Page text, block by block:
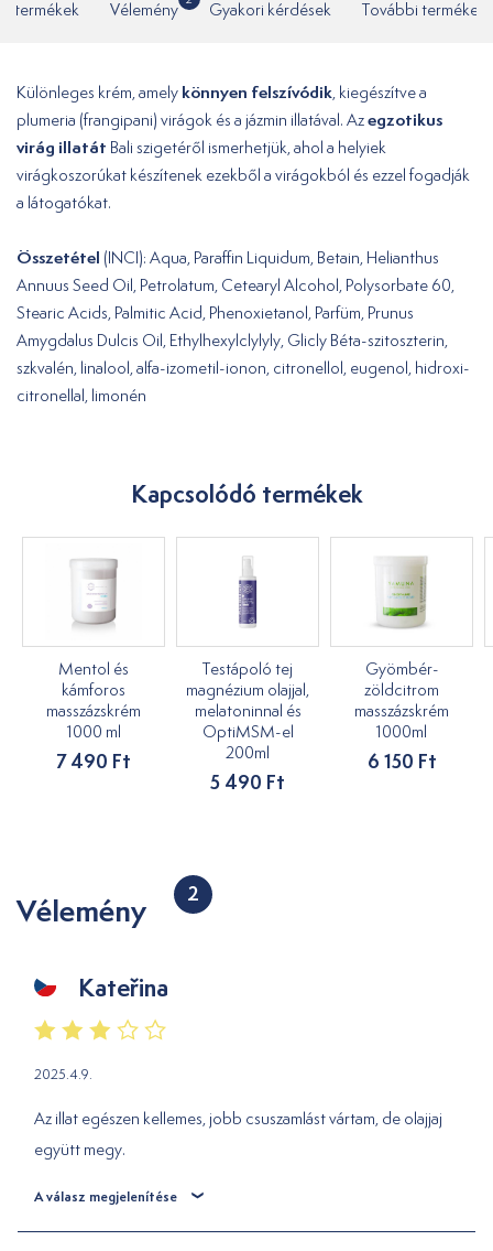
termékek Vélemény Gyakori kérdések További termékek
Különleges krém, amely könnyen felszívódik, kiegészítve a
plumeria (frangipani) virágok és a jázmin illatával. Azegzotikus
virág illatát Bali szigetéről ismerhetjük, ahol a helyiek
virágkoszorúkat készítenek ezekből a virágokból és ezzel fogadják
a látogatókat.
Összetétel (INCI): Aqua, Paraffin Liquidum, Betain, Helianthus
Annuus Seed Oil, Petrolatum, Cetearyl Alcohol, Polysorbate 60,
Stearic Acids, Palmitic Acid, Phenoxietanol, Parfüm, Prunus
Amygdalus Dulcis Oil, Ethylhexylclylyly, Glicly Béta-szitoszterin,
szkvalén, linalool, alfa-izometil-ionon, citronellol, eugenol, hidroxi-
citronellal, limonén
Kapcsolódó termékek
Mentol és
kámforos
masszázskrém
1000 ml
7 490 Ft
Testápoló tej
magnézium olajjal,
melatoninnal és
OptiMSM-el
200ml
5 490 Ft
Gyömbér-
zöldcitrom
masszázskrém
1000ml
6 150 Ft
Vélemény 2
Kateřina
2025.4.9.
Az illat egészen kellemes, jobb csuszamlást vártam, de olajjaj
együtt megy.
A válasz megjelenítése